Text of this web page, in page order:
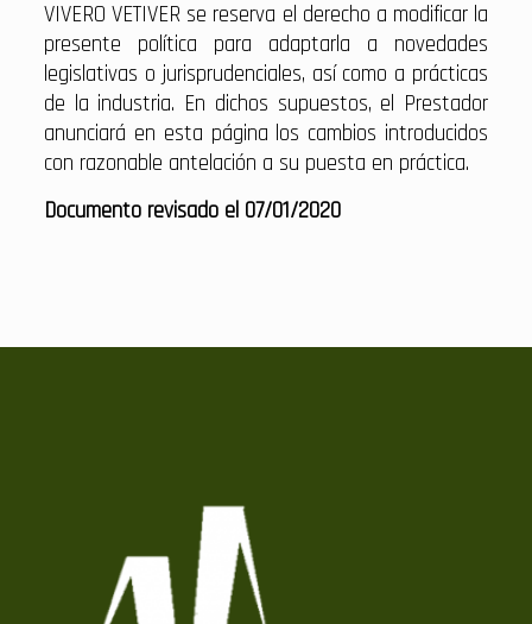
VIVERO VETIVER se reserva el derecho a modificar la
presente política para adaptarla a novedades
legislativas o jurisprudenciales, así como a prácticas
de la industria. En dichos supuestos, el Prestador
anunciará en esta página los cambios introducidos
con razonable antelación a su puesta en práctica.
Documento revisado el 07/01/2020